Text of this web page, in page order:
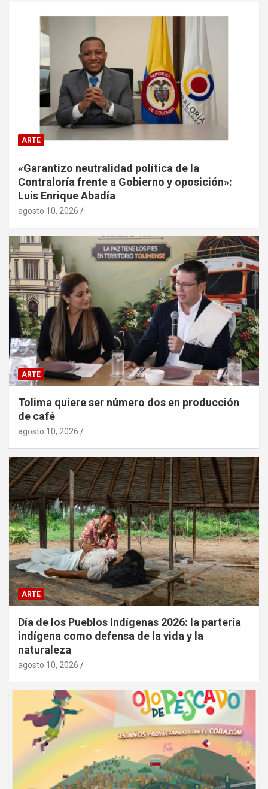
ARTE
«Garantizo neutralidad política de la
Contraloría frente a Gobierno y oposición»:
Luis Enrique Abadía
agosto 10, 2026
ARTE
Tolima quiere ser número dos en producción
de café
agosto 10, 2026
ARTE
Día de los Pueblos Indígenas 2026: la partería
indígena como defensa de la vida y la
naturaleza
agosto 10, 2026